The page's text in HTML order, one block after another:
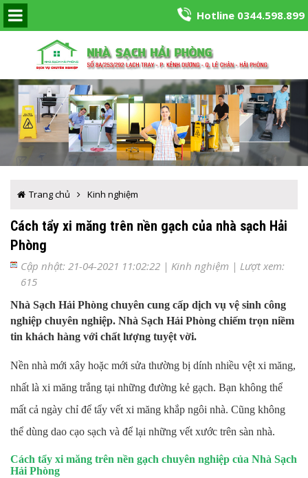
Hotline 0344.598.899
Trang chủ Kinh nghiệm
Cách tẩy xi măng trên nền gạch của nhà sạch Hải
Phòng
Cập nhật: 21-04-2021 11:02:22 | Kinh nghiệm | Lượt xem:
615
Nhà Sạch Hải Phòng chuyên cung cấp dịch vụ vệ sinh công
nghiệp chuyên nghiệp. Nhà Sạch Hải Phòng chiếm trọn niềm
tin khách hàng với chất lượng tuyệt vời.
Nền nhà mới xây hoặc mới sửa thường bị dính nhiều vệt xi măng,
nhất là xi măng trắng tại những đường kẻ gạch. Bạn không thể
mất cả ngày chỉ để tẩy vết xi măng khắp ngôi nhà. Cũng không
thể dùng dao cạo sạch và để lại những vết xước trên sàn nhà.
Cách tẩy xi măng trên nền gạch chuyên nghiệp của Nhà Sạch
Hải Phòng